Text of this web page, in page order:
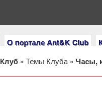
О портале Ant&K Club
Клуб » Темы Клуба » Часы,